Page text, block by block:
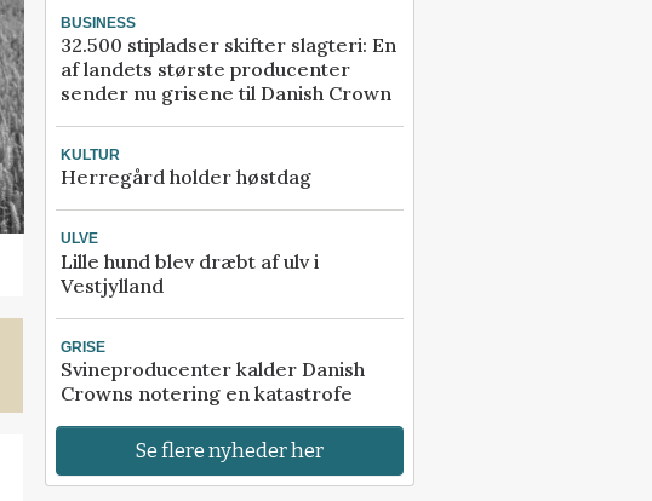
BUSINESS
32.500 stipladser skifter slagteri: En
af landets største producenter
sender nu grisene til Danish Crown
KULTUR
Herregård holder høstdag
ULVE
Lille hund blev dræbt af ulv i
Vestjylland
GRISE
Svineproducenter kalder Danish
Crowns notering en katastrofe
Se flere nyheder her